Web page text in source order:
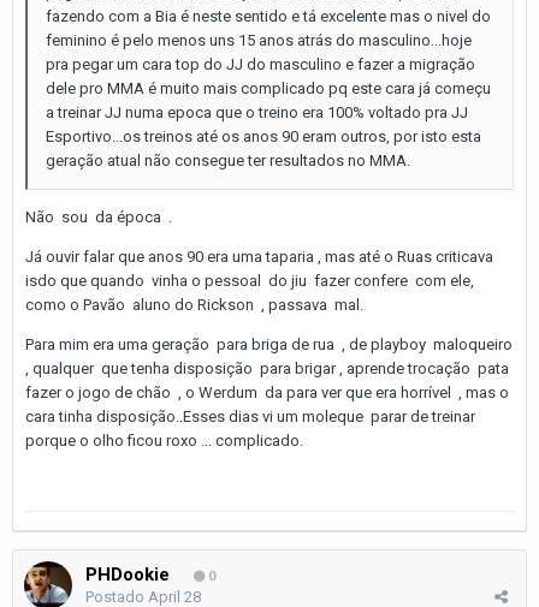
fazendo com a Bia é neste sentido e tá excelente mas o nivel do
feminino é pelo menos uns 15 anos atrás do masculino...hoje
pra pegar um cara top do JJ do masculino e fazer a migração
dele pro MMA é muito mais complicado pq este cara já começu
a treinar JJ numa epoca que o treino era 100% voltado pra JJ
Esportivo...os treinos até os anos 90 eram outros, por isto esta
geração atual não consegue ter resultados no MMA.
Não sou da época .
Já ouvir falar que anos 90 era uma taparia , mas até o Ruas criticava
isdo que quando vinha o pessoal do jiu fazer confere com ele,
como o Pavão aluno do Rickson , passava mal.
Para mim era uma geração para briga de rua , de playboy maloqueiro
, qualquer que tenha disposição para brigar , aprende trocação pata
fazer o jogo de chão , o Werdum da para ver que era horrível , mas o
cara tinha disposição..Esses dias vi um moleque parar de treinar
porque o olho ficou roxo ... complicado.
PHDookie 0
Postado April 28